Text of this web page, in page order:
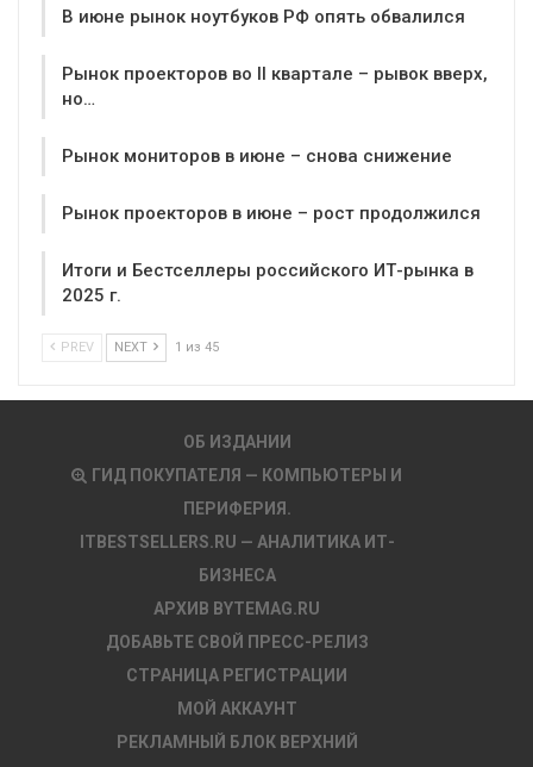
В июне рынок ноутбуков РФ опять обвалился
Рынок проекторов во II квартале – рывок вверх,
но…
Рынок мониторов в июне – снова снижение
Рынок проекторов в июне – рост продолжился
Итоги и Бестселлеры российского ИТ-рынка в
2025 г.
PREV NEXT 1 из 45
ОБ ИЗДАНИИ
ГИД ПОКУПАТЕЛЯ — КОМПЬЮТЕРЫ И
ПЕРИФЕРИЯ.
ITBESTSELLERS.RU — АНАЛИТИКА ИТ-
БИЗНЕСА
АРХИВ BYTEMAG.RU
ДОБАВЬТЕ СВОЙ ПРЕСС-РЕЛИЗ
СТРАНИЦА РЕГИСТРАЦИИ
МОЙ АККАУНТ
РЕКЛАМНЫЙ БЛОК ВЕРХНИЙ